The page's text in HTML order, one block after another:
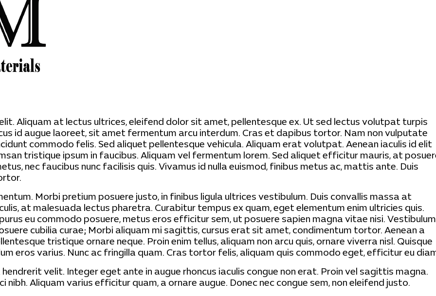
Aliquam at lectus ultrices, eleifend dolor sit amet, pellentesque ex. Ut sed lectus volutpat turpis
id augue laoreet, sit amet fermentum arcu interdum. Cras et dapibus tortor. Nam non vulputate
commodo felis. Sed aliquet pellentesque vehicula. Aliquam erat volutpat. Aenean iaculis id elit
tristique ipsum in faucibus. Aliquam vel fermentum lorem. Sed aliquet efficitur mauris, at
nec faucibus nunc facilisis quis. Vivamus id nulla euismod, finibus metus ac, mattis ante. Duis
Morbi pretium posuere justo, in finibus ligula ultrices vestibulum. Duis convallis massa at
at malesuada lectus pharetra. Curabitur tempus ex quam, eget elementum enim ultricies quis.
eu commodo posuere, metus eros efficitur sem, ut posuere sapien magna vitae nisi. Vestibulum
cubilia curae; Morbi aliquam mi sagittis, cursus erat sit amet, condimentum tortor. Aenean a
tristique ornare neque. Proin enim tellus, aliquam non arcu quis, ornare viverra nisl. Quisque
eros varius. Nunc ac fringilla quam. Cras tortor felis, aliquam quis commodo eget, efficitur eu
velit. Integer eget ante in augue rhoncus iaculis congue non erat. Proin vel sagittis magna.
Aliquam varius efficitur quam, a ornare augue. Donec nec congue sem, non eleifend justo.